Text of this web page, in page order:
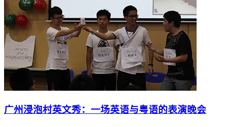
​广州浸泡村英文秀：一场英语与粤语的表演晚会